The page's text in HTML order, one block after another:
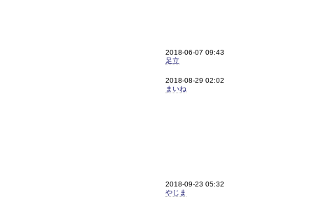
2018-06-07 09:43
足立
2018-08-29 02:02
まいね
2018-09-23 05:32
やじま